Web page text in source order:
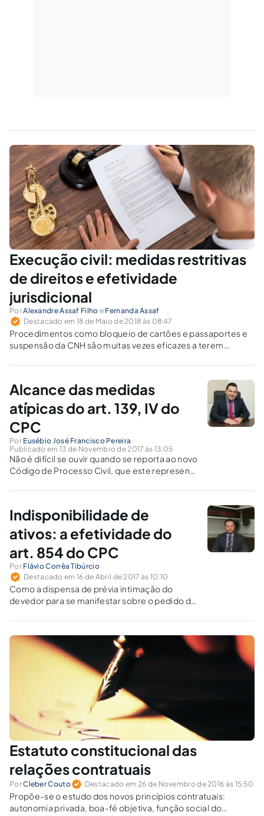
Execução civil: medidas restritivas
de direitos e efetividade
jurisdicional
PorAlexandre Assaf Filho e Fernanda Assaf
Destacado em 18 de Maio de 2018 às 08:47
Procedimentos como bloqueio de cartões e passaportes e
suspensão da CNH são muitas vezes eficazes a terem
especializados, visando à satisfação da execução.
Alcance das medidas
atípicas do art. 139, IV do
CPC
Por Eusébio José Francisco Pereira
Publicado em 13 de Novembro de 2017 às 13:05
Não é difícil se ouvir quando se reporta ao novo
Código de Processo Civil, que este representa
não é bem isso que representa e remete o
Indisponibilidade de
ativos: a efetividade do
art. 854 do CPC
Por Flávio Corrêa Tibúrcio
Destacado em 16 de Abril de 2017 às 10:10
Como a dispensa de prévia intimação do
devedor para se manifestar sobre o pedido de
tendo em vista o comportamento do
executado em situação diversa.
Estatuto constitucional das
relações contratuais
PorCleber Couto Destacado em 26 de Novembro de 2016 às 15:50
Propõe-se o estudo dos novos princípios contratuais:
autonomia privada, boa-fé objetiva, função social do